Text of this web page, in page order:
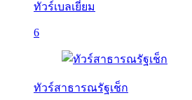
ทัวร์เบลเยี่ยม
6
ทัวร์สาธารณรัฐเช็ก